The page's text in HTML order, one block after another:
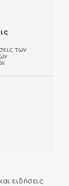
των
ειδήσεις